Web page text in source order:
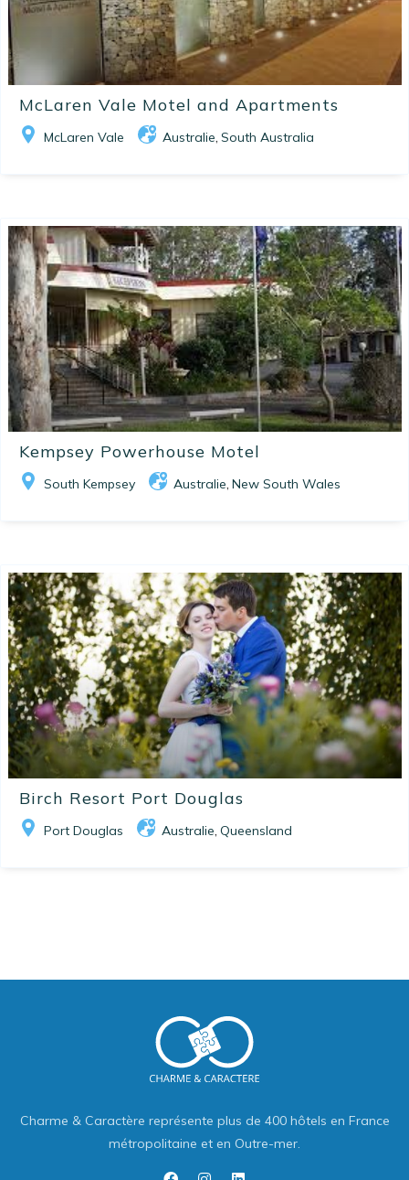
McLaren Vale Motel and Apartments
McLaren Vale Australie, South Australia
Kempsey Powerhouse Motel
South Kempsey Australie, New South Wales
Birch Resort Port Douglas
Port Douglas Australie, Queensland
Charme & Caractère représente plus de 400 hôtels en France
métropolitaine et en Outre-mer.